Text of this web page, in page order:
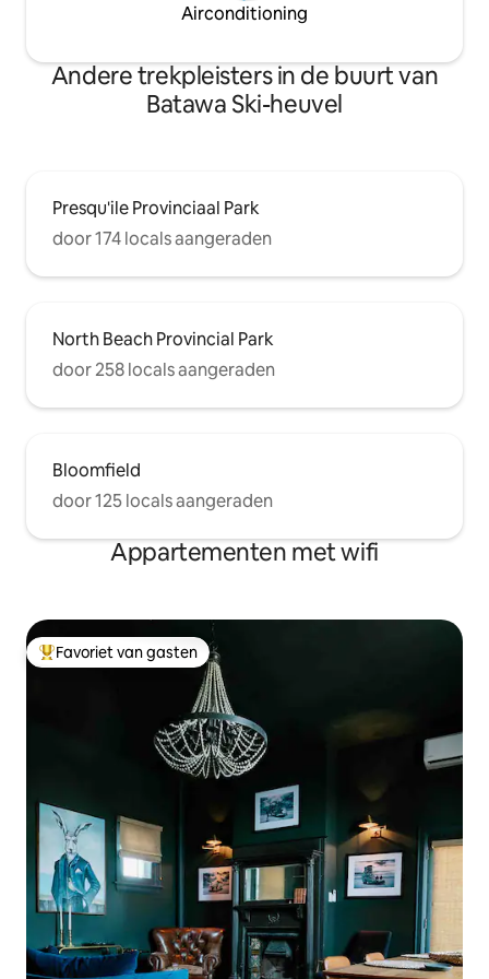
Airconditioning
Andere trekpleisters in de buurt van
Batawa Ski-heuvel
Presqu'ile Provinciaal Park
door 174 locals aangeraden
North Beach Provincial Park
door 258 locals aangeraden
Bloomfield
door 125 locals aangeraden
Appartementen met wifi
Topfavoriet van gasten
Favoriet van gasten